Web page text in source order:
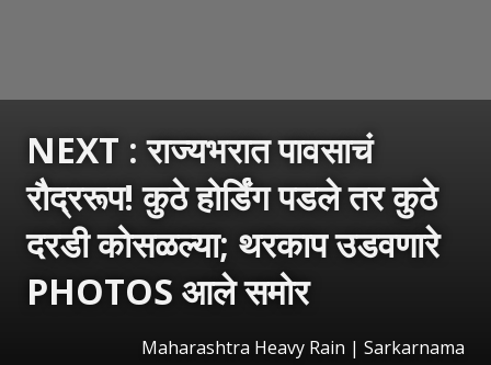
NEXT : राज्यभरात पावसाचं
रौद्ररूप! कुठे होर्डिंग पडले तर कुठे
दरडी कोसळल्या; थरकाप उडवणारे
PHOTOS आले समोर
Maharashtra Heavy Rain | Sarkarnama